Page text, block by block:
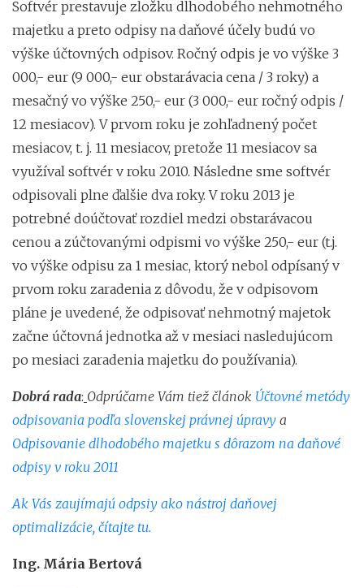
Softvér prestavuje zložku dlhodobého nehmotného
majetku a preto odpisy na daňové účely budú vo
výške účtovných odpisov. Ročný odpis je vo výške 3
000,- eur (9 000,- eur obstarávacia cena / 3 roky) a
mesačný vo výške 250,- eur (3 000,- eur ročný odpis /
12 mesiacov). V prvom roku je zohľadnený počet
mesiacov, t. j. 11 mesiacov, pretože 11 mesiacov sa
využíval softvér v roku 2010. Následne sme softvér
odpisovali plne ďalšie dva roky. V roku 2013 je
potrebné doúčtovať rozdiel medzi obstarávacou
cenou a zúčtovanými odpismi vo výške 250,- eur (t.j.
vo výške odpisu za 1 mesiac, ktorý nebol odpísaný v
prvom roku zaradenia z dôvodu, že v odpisovom
pláne je uvedené, že odpisovať nehmotný majetok
začne účtovná jednotka až v mesiaci nasledujúcom
po mesiaci zaradenia majetku do používania).
Dobrá rada: Odprúčame Vám tiež článok Účtovné metódy
odpisovania podľa slovenskej právnej úpravy a
Odpisovanie dlhodobého majetku s dôrazom na daňové
odpisy v roku 2011
Ak Vás zaujímajú odpsiy ako nástroj daňovej
optimalizácie, čítajte tu.
Ing. Mária Bertová